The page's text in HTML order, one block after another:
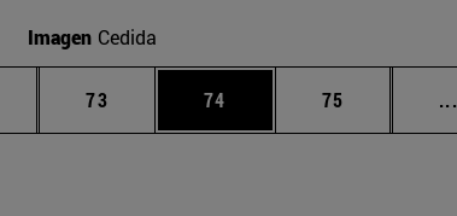
Imagen Cedida
Páginas intermedias Use TAB para desplazarse.
Página
73 Página
74 Página
75 ...